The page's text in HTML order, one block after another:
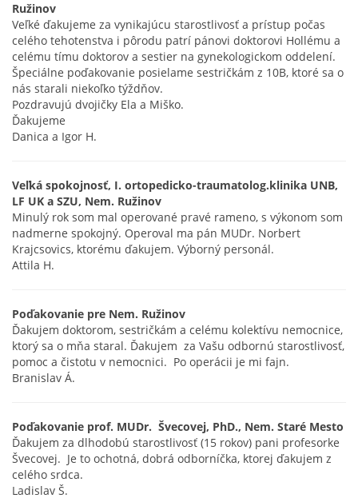
Ružinov
Veľké ďakujeme za vynikajúcu starostlivosť a prístup počas
celého tehotenstva i pôrodu patrí pánovi doktorovi Hollému a
celému tímu doktorov a sestier na gynekologickom oddelení.
Špeciálne poďakovanie posielame sestričkám z 10B, ktoré sa o
nás starali niekoľko týždňov.
Pozdravujú dvojičky Ela a Miško.
Ďakujeme
Danica a Igor H.
Veľká spokojnosť, I. ortopedicko-traumatolog.klinika UNB,
LF UK a SZU, Nem. Ružinov
Minulý rok som mal operované pravé rameno, s výkonom som
nadmerne spokojný. Operoval ma pán MUDr. Norbert
Krajcsovics, ktorému ďakujem. Výborný personál.
Attila H.
Poďakovanie pre Nem. Ružinov
Ďakujem doktorom, sestričkám a celému kolektívu nemocnice,
ktorý sa o mňa staral. Ďakujem za Vašu odbornú starostlivosť,
pomoc a čistotu v nemocnici. Po operácii je mi fajn.
Branislav Á.
Poďakovanie prof. MUDr. Švecovej, PhD., Nem. Staré Mesto
Ďakujem za dlhodobú starostlivosť (15 rokov) pani profesorke
Švecovej. Je to ochotná, dobrá odborníčka, ktorej ďakujem z
celého srdca.
Ladislav Š.